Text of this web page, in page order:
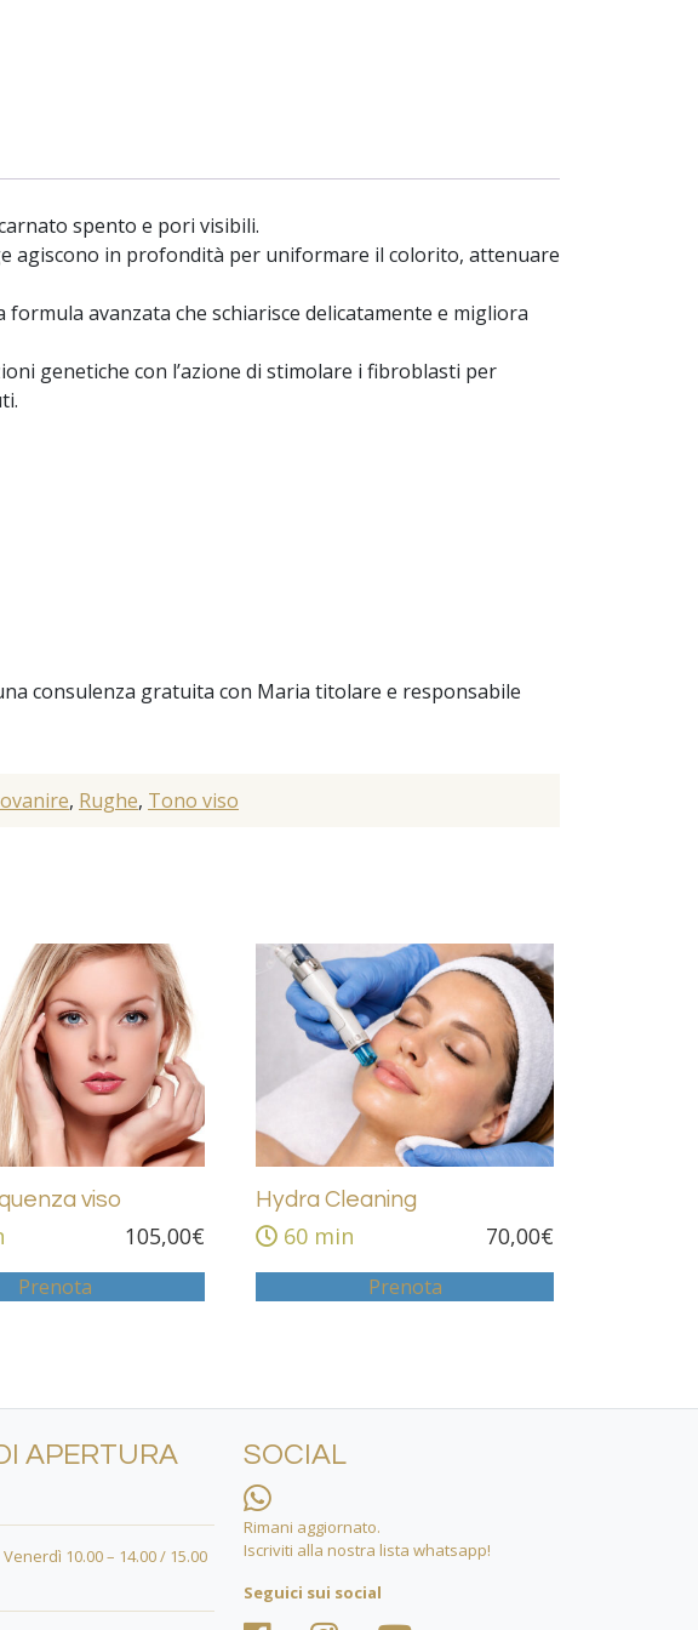
spento e pori visibili.
agiscono in profondità per uniformare il colorito, attenuare
avanzata che schiarisce delicatamente e migliora
genetiche con l’azione di stimolare i fibroblasti per
consulenza gratuita con Maria titolare e responsabile
, Rughe, Tono viso
viso
105,00€
Prenota
Hydra Cleaning
60 min 70,00€
Prenota
APERTURA
10.00 – 14.00 / 15.00
SOCIAL
Rimani aggiornato.
Iscriviti alla nostra lista whatsapp!
Seguici sui social